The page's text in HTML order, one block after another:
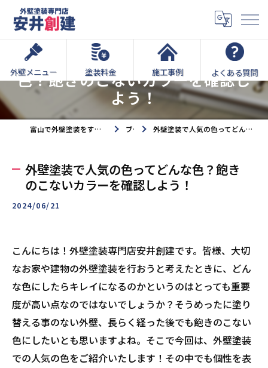
外壁メニュー 塗装料金 施工事例 よくある質問
外壁塗装で人気の色ってどんな
色？飽きのこないカラーを確認し
よう！
富山で外壁塗装をするなら外壁塗装専門店安井創建へ ブログ 外壁塗装で人気の色ってどんな色？飽きのこないカラーを確認しよう！
外壁塗装で人気の色ってどんな色？飽き
のこないカラーを確認しよう！
2024/06/21
こんにちは！外壁塗装専門店安井創建です。皆様、大切
なお家や建物の外壁塗装を行おうと考えたときに、どん
な色にしたらキレイになるのかというのはとっても重要
度が高い点なのではないでしょうか？そうめったに塗り
替える事のない外壁、長らく経った後でも飽きのこない
色にしたいとも思いますよね。そこで今回は、外壁塗装
での人気の色をご紹介いたします！その中でも個性を表